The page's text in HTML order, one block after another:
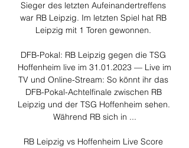
Sieger des letzten Aufeinandertreffens
war RB Leipzig. Im letzten Spiel hat RB
Leipzig mit 1 Toren gewonnen.
DFB-Pokal: RB Leipzig gegen die TSG
Hoffenheim live im 31.01.2023 — Live im
TV und Online-Stream: So könnt ihr das
DFB-Pokal-Achtelfinale zwischen RB
Leipzig und der TSG Hoffenheim sehen.
Während RB sich in ...
RB Leipzig vs Hoffenheim Live Score